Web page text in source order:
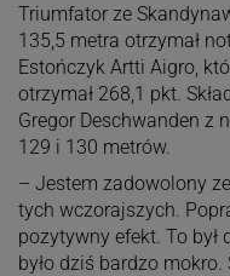
Triumfator ze
135,5 metra otrzymał
Estończyk Artti Aigro,
otrzymał 268,1 pkt.
Gregor Deschwanden z
129 i 130 metrów.
– Jestem zadowolony
tych wczorajszych.
pozytywny efekt. To był
było dziś bardzo